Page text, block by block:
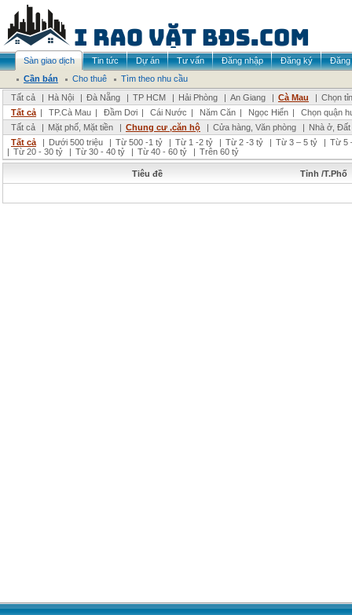
Sàn giao dịch Tin tức Dự án Tư vấn Đăng nhập Đăng ký
Đăng
Cần bán
Cho thuê
Tìm theo nhu cầu
Tất cả
| Hà Nội | Đà Nẵng | TP HCM | Hải Phòng | An Giang | Cà Mau | Chọn
Tất cả | TP.Cà Mau | Đầm Dơi | Cái Nước | Năm Căn | Ngọc Hiển |
Chọn quận
Tất cả
| Mặt phố, Mặt tiền | Chung cư ,căn hộ | Cửa hàng, Văn phòng | Nhà ở,
Tất cả
| Dưới 500 triệu | Từ 500 -1 tỷ | Từ 1 -2 tỷ | Từ 2 -3 tỷ | Từ 3 – 5 tỷ | Từ 5
| Từ 20 - 30 tỷ | Từ 30 - 40 tỷ | Từ 40 - 60 tỷ | Trên 60 tỷ
Tiêu đề Tỉnh /T.Phố